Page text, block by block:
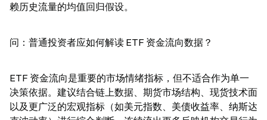
赖历史流量的均值回归假设。
问：普通投资者应如何解读 ETF 资金流向数据？
ETF 资金流向是重要的市场情绪指标，但不适合作为单一
决策依据。建议结合链上数据、期货市场结构、现货技术面
以及更广泛的宏观指标（如美元指数、美债收益率、纳斯达